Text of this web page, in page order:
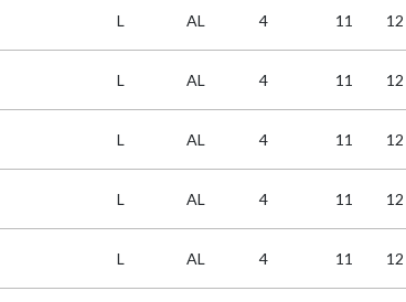
L AL 4 11 12
L AL 4 11 12
L AL 4 11 12
L AL 4 11 12
L AL 4 11 12